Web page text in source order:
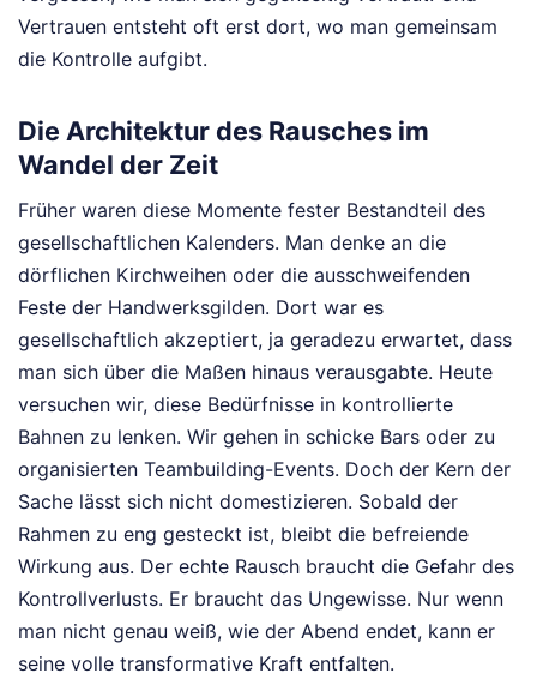
Vertrauen entsteht oft erst dort, wo man gemeinsam
die Kontrolle aufgibt.
Die Architektur des Rausches im
Wandel der Zeit
Früher waren diese Momente fester Bestandteil des
gesellschaftlichen Kalenders. Man denke an die
dörflichen Kirchweihen oder die ausschweifenden
Feste der Handwerksgilden. Dort war es
gesellschaftlich akzeptiert, ja geradezu erwartet, dass
man sich über die Maßen hinaus verausgabte. Heute
versuchen wir, diese Bedürfnisse in kontrollierte
Bahnen zu lenken. Wir gehen in schicke Bars oder zu
organisierten Teambuilding-Events. Doch der Kern der
Sache lässt sich nicht domestizieren. Sobald der
Rahmen zu eng gesteckt ist, bleibt die befreiende
Wirkung aus. Der echte Rausch braucht die Gefahr des
Kontrollverlusts. Er braucht das Ungewisse. Nur wenn
man nicht genau weiß, wie der Abend endet, kann er
seine volle transformative Kraft entfalten.